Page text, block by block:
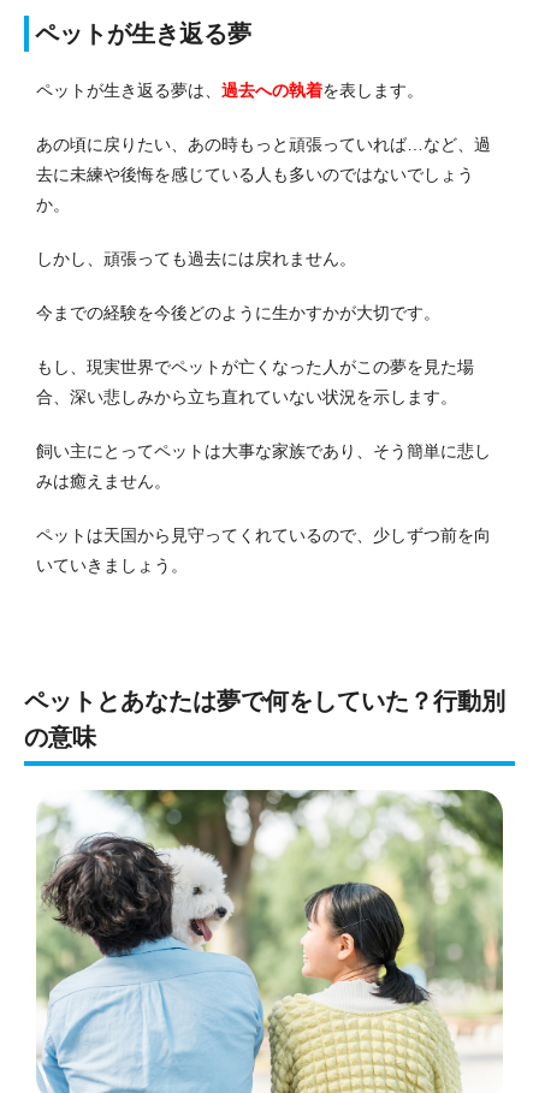
ペットが生き返る夢
ペットが生き返る夢は、 過去への執着を表します。
あの頃に戻りたい、あの時もっと頑張っていれば…など、過
去に未練や後悔を感じている人も多いのではないでしょう
か。
しかし、頑張っても過去には戻れません。
今までの経験を今後どのように生かすかが大切です。
もし、現実世界でペットが亡くなった人がこの夢を見た場
合、深い悲しみから立ち直れていない状況を示します。
飼い主にとってペットは大事な家族であり、そう簡単に悲し
みは癒えません。
ペットは天国から見守ってくれているので、少しずつ前を向
いていきましょう。
ペットとあなたは夢で何をしていた？行動別
の意味